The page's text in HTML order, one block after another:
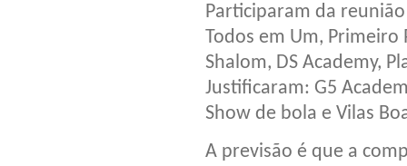
Participaram da
Todos em Um, Primeiro
Shalom, DS Academy,
Justificaram: G5
Show de bola e Vilas
A previsão é que a